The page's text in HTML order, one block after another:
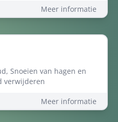
Meer informatie
Snoeien van hagen en
verwijderen
Meer informatie